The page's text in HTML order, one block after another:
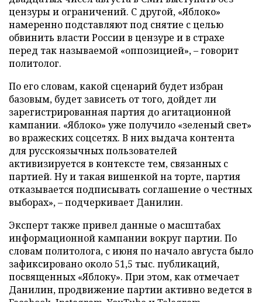
цензуры и ограничений. С другой, «Яблоко»
намеренно подставляют под снятие с целью
обвинить власти России в цензуре и в страхе
перед так называемой «оппозицией», – говорит
политолог.
По его словам, какой сценарий будет избран
базовым, будет зависеть от того, дойдет ли
зарегистрированная партия до агитационной
кампании. «Яблоко» уже получило «зеленый свет»
во вражеских соцсетях. В них выдача контента
для русскоязычных пользователей
активизируется в контексте тем, связанных с
партией. Ну и такая вишенкой на торте, партия
отказывается подписывать соглашение о честных
выборах», – подчеркивает Данилин.
Эксперт также привел данные о масштабах
информационной кампании вокруг партии. По
словам политолога, с июня по начало августа было
зафиксировано около 51,5 тыс. публикаций,
посвященных «Яблоку». При этом, как отмечает
Данилин, продвижение партии активно ведется в